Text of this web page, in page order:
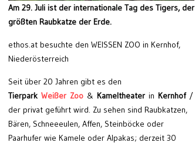
Am 29. Juli ist der internationale Tag des Tigers, der
größten Raubkatze der Erde.
ethos.at besuchte den WEISSEN ZOO in Kernhof,
Niederösterreich
Seit über 20 Jahren gibt es den
Tierpark Weißer Zoo & Kameltheater in Kernhof/
der privat geführt wird. Zu sehen sind Raubkatzen,
Bären, Schneeeulen, Affen, Steinböcke oder
Paarhufer wie Kamele oder Alpakas; derzeit 30